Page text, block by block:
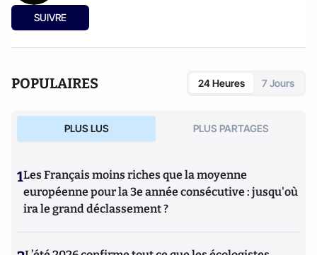
SUIVRE
POPULAIRES 24 Heures 7 Jours
PLUS LUS PLUS PARTAGES
1Les Français moins riches que la moyenne
européenne pour la 3e année consécutive : jusqu'où
ira le grand déclassement ?